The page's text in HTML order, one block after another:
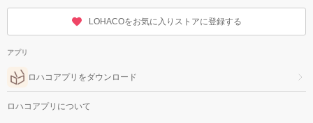
LOHACOをお気に入りストアに登録する
アプリ
ロハコアプリをダウンロード
ロハコアプリについて